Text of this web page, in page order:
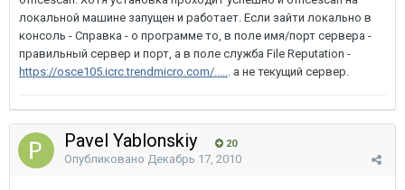
локальной машине запущен и работает. Если зайти локально в
консоль - Справка - о программе то, в поле имя/порт сервера -
правильный сервер и порт, а в поле служба File Reputation -
https://osce105.icrc.trendmicro.com/...... а не текущий сервер.
Pavel Yablonskiy 20
Опубликовано Декабрь 17, 2010